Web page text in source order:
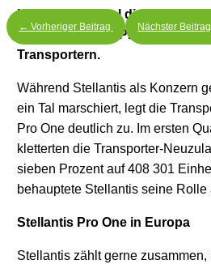
Im ersten Quartal dieses
Plus von sieben Prozent.
Transportern.
Während Stellantis als Konzern
ein Tal marschiert, legt die
Pro One deutlich zu. Im ersten
kletterten die Transporter-
sieben Prozent auf 408 301
behauptete Stellantis seine Rolle
Stellantis Pro One in Europa
Stellantis zählt gerne
← Vorheriger Beitrag Nächster Beitrag